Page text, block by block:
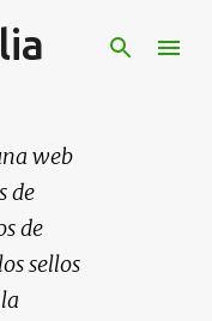
web
de
de
sellos